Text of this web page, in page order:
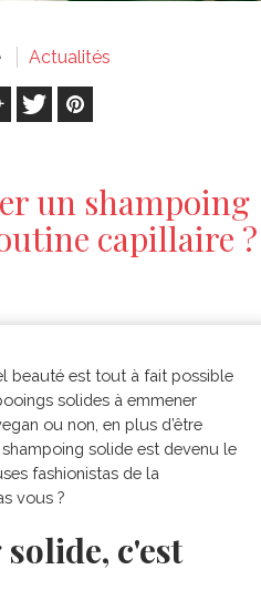
Actualités
un shampoing
capillaire ?
beauté est tout à fait possible
solides à emmener
ou non, en plus d’être
solide est devenu le
fashionistas de la
vous ?
c'est